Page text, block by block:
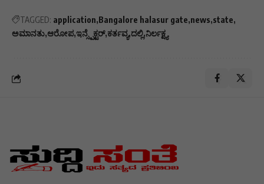
TAGGED: application Bangalore halasur gate news state
ಅಮಾನತು ಆರೋಪ ಇನ್ಸ್ಪೆಕ್ಟರ್ ಕರ್ತವ್ಯ ದಲ್ಲಿ ನಿರ್ಲಕ್ಷ್ಯ